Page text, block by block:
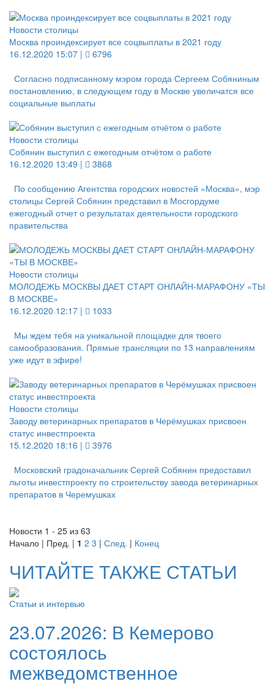
Новости столицы
Москва проиндексирует все соцвыплаты в 2021 году
16.12.2020 15:07 |
6796
Согласно подписанному мэром города Сергеем Собяниным
постановлению, в следующем году в Москве увеличатся все
социальные выплаты
Новости столицы
Собянин выступил с ежегодным отчётом о работе
16.12.2020 13:49 |
3868
По сообщению Агентства городских новостей «Москва», мэр
столицы Сергей Собянин представил в Мосгордуме
ежегодный отчет о результатах деятельности городского
правительства
Новости столицы
МОЛОДЕЖЬ МОСКВЫ ДАЕТ СТАРТ ОНЛАЙН-МАРАФОНУ «ТЫ
В МОСКВЕ»
16.12.2020 12:17 |
1033
Мы ждем тебя на уникальной площадке для твоего
самообразования. Прямые трансляции по 13 направлениям
уже идут в эфире!
Новости столицы
Заводу ветеринарных препаратов в Черёмушках присвоен
статус инвестпроекта
15.12.2020 18:16 |
3976
Московский градоначальник Сергей Собянин предоставил
льготы инвестпроекту по строительству завода ветеринарных
препаратов в Черемушках
Новости 1 - 25 из 63
Начало | Пред. | 1 2 3 | След. | Конец
ЧИТАЙТЕ ТАКЖЕ СТАТЬИ
Статьи и интервью
23.07.2026: В Кемерово
состоялось
межведомственное